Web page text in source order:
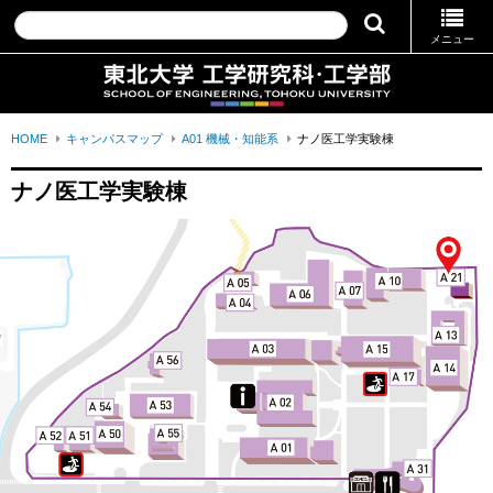
メニュー
HOME キャンパスマップ A01 機械・知能系 ナノ医工学実験棟
ナノ医工学実験棟